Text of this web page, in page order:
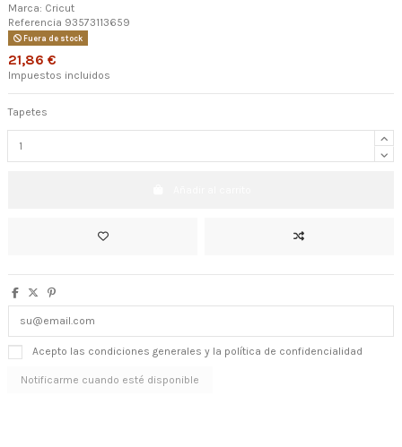
Marca: Cricut
Referencia 93573113659
Fuera de stock
21,86 €
Impuestos incluidos
Tapetes
Acepto las condiciones generales y la política de confidencialidad